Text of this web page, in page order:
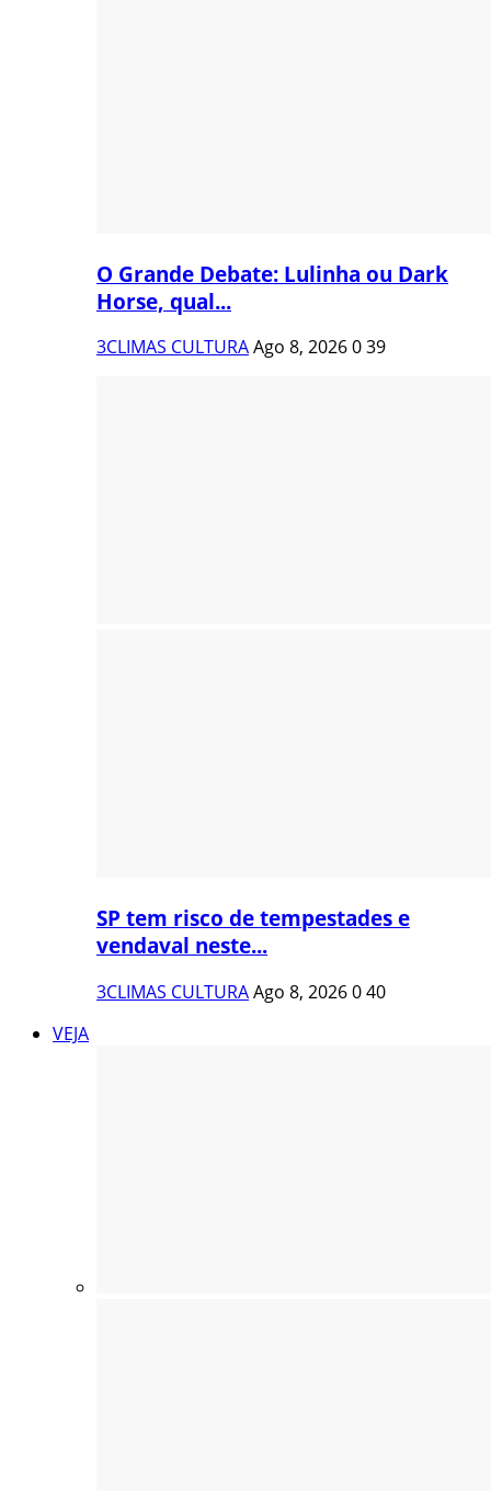
O Grande Debate: Lulinha ou Dark
Horse, qual...
3CLIMAS CULTURAAgo 8, 2026039
SP tem risco de tempestades e
vendaval neste...
3CLIMAS CULTURAAgo 8, 2026040
VEJA